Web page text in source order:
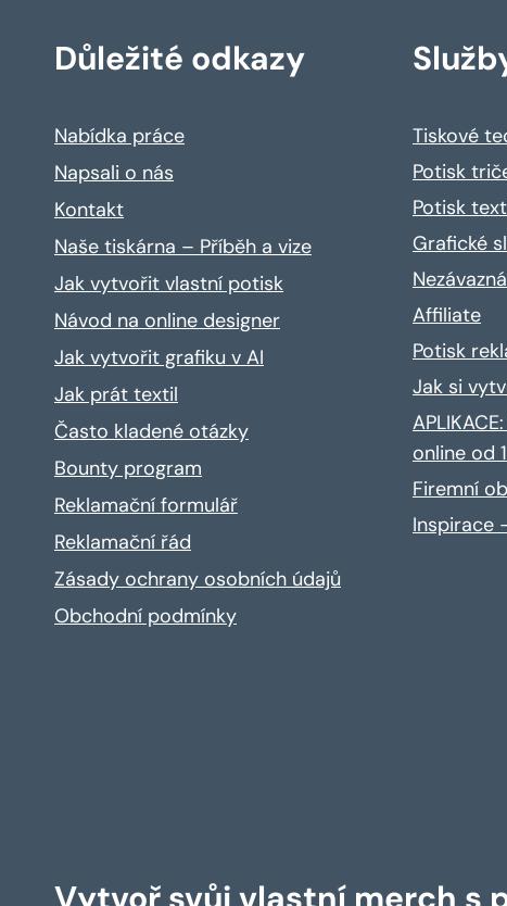
Důležité odkazy
Nabídka práce
Napsali o nás
Kontakt
Naše tiskárna – Příběh a vize
Jak vytvořit vlastní potisk
Návod na online designer
Jak vytvořit grafiku v AI
Jak prát textil
Často kladené otázky
Bounty program
Reklamační formulář
Reklamační řád
Zásady ochrany osobních údajů
Obchodní podmínky
Tiskové
Potisk
Potisk
Grafické
Affiliate
Potisk
Jak si
online od
Firemní
Inspirace